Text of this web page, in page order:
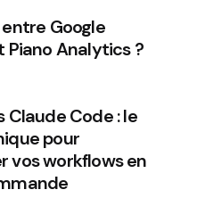
Google
Analytics ?
Claude Code : le
pour
vos workflows en